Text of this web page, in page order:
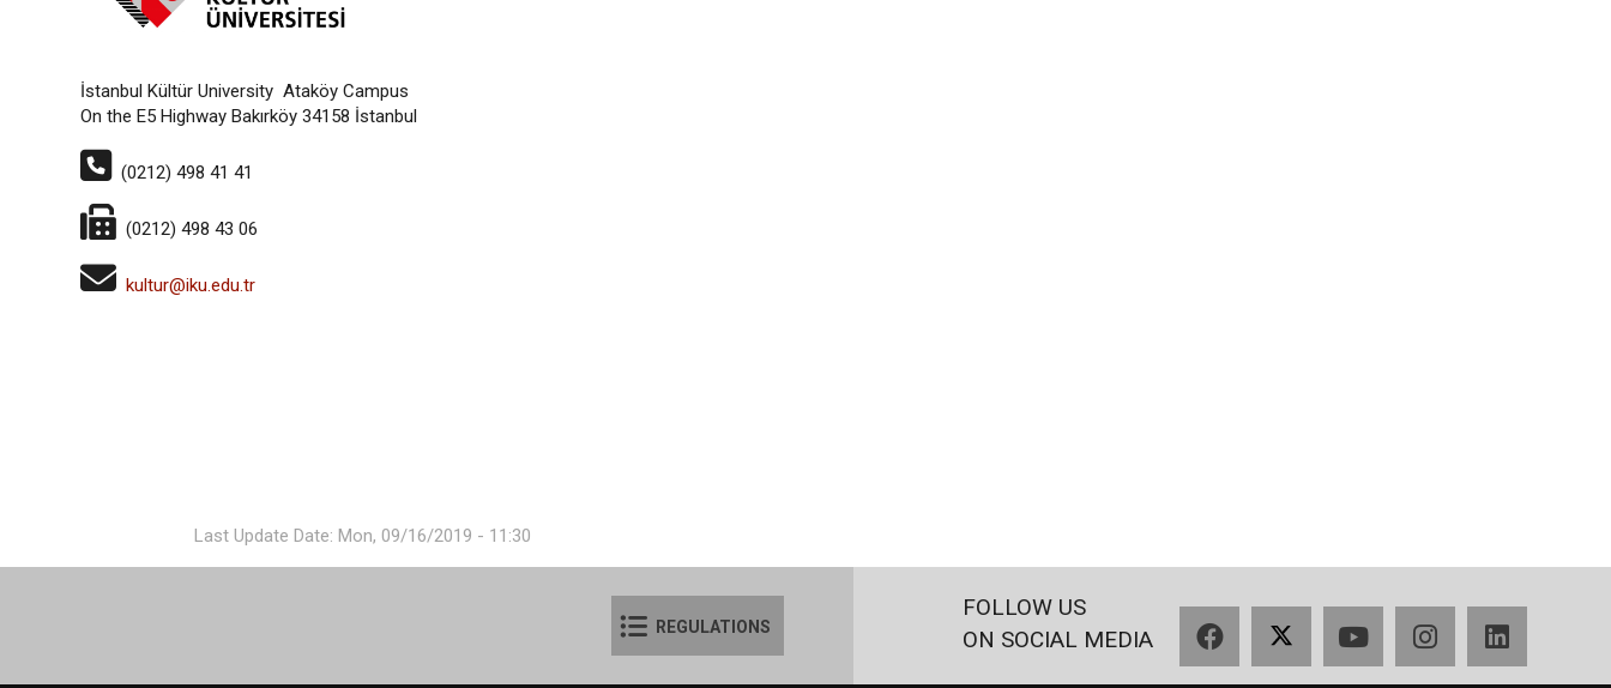
İstanbul Kültür University Ataköy Campus
On the E5 Highway Bakırköy 34158 İstanbul
(0212) 498 41 41
(0212) 498 43 06
kultur@iku.edu.tr
Last Update Date: Mon, 09/16/2019 - 11:30
REGULATIONS
FOLLOW US
ON SOCIAL MEDIA